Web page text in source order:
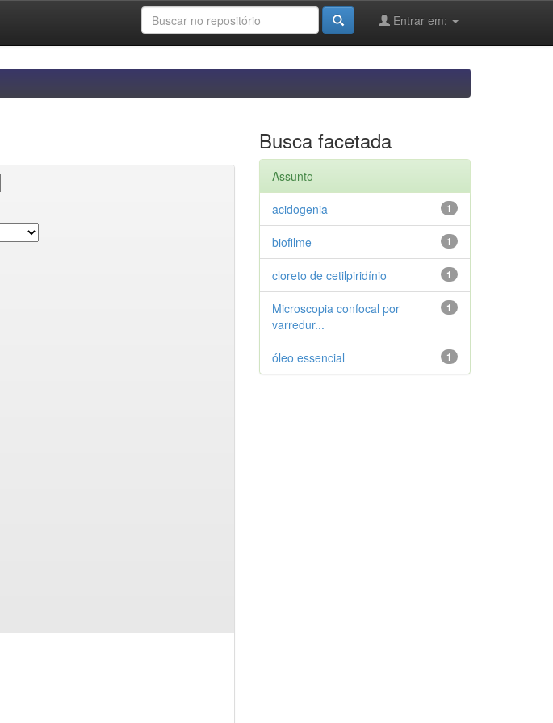
Entrar em:
Busca facetada
Assunto
1
acidogenia
1
biofilme
1
cloreto de cetilpiridínio
1
Microscopia confocal por
varredur...
1
óleo essencial